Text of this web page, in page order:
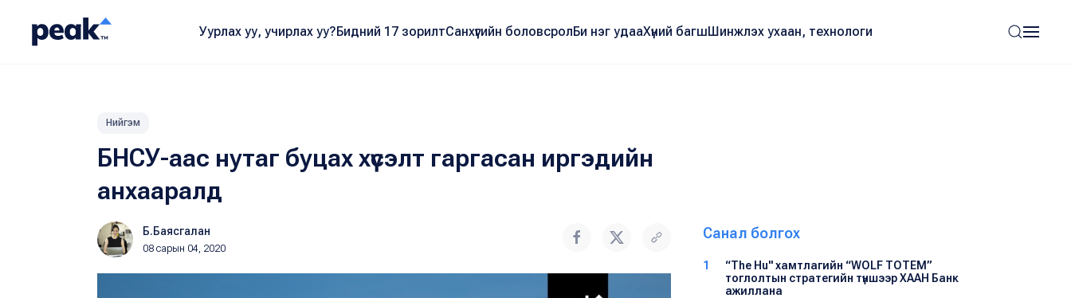
Уурлах уу, учирлах уу?Бидний 17 зорилтСанхүүгийн боловсролБи нэг удааХүний багшШинжлэх ухаан, технологи
Нийгэм
БНСУ-аас нутаг буцах хүсэлт гаргасан иргэдийн
анхааралд
Б.Баясгалан
08 сарын 04, 2020
Санал болгох
1
“The Hu" хамтлагийн “WOLF TOTEM”
тоглолтын стратегийн түншээр ХААН Банк
ажиллана